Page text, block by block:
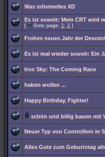
Was informelles XD
Es ist soweit: Mein CRT wird
[ Goto page: 1 2 ]
Frohes neues Jahr der
Es ist mal wieder soweit: Ein
Iron Sky: The Coming Race
haben wollen ...
Happy Birthday, Fighter!
schön und billig bauen mit
Neuer Typ von Controllern in
Alles Gute zum Geburtstag